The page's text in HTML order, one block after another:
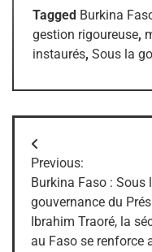
Tagged Burkina
gestion rigoureuse,
instaurés, Sous la
Navigation
de
l’article
Previous:
Burkina Faso : Sous
gouvernance du
Ibrahim Traoré, la
au Faso se renforce